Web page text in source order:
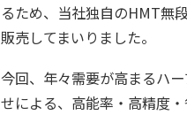
るため、当社独自のHMT無
販売してまいりました。
今回、年々需要が高まるハ
せによる、高能率・高精度